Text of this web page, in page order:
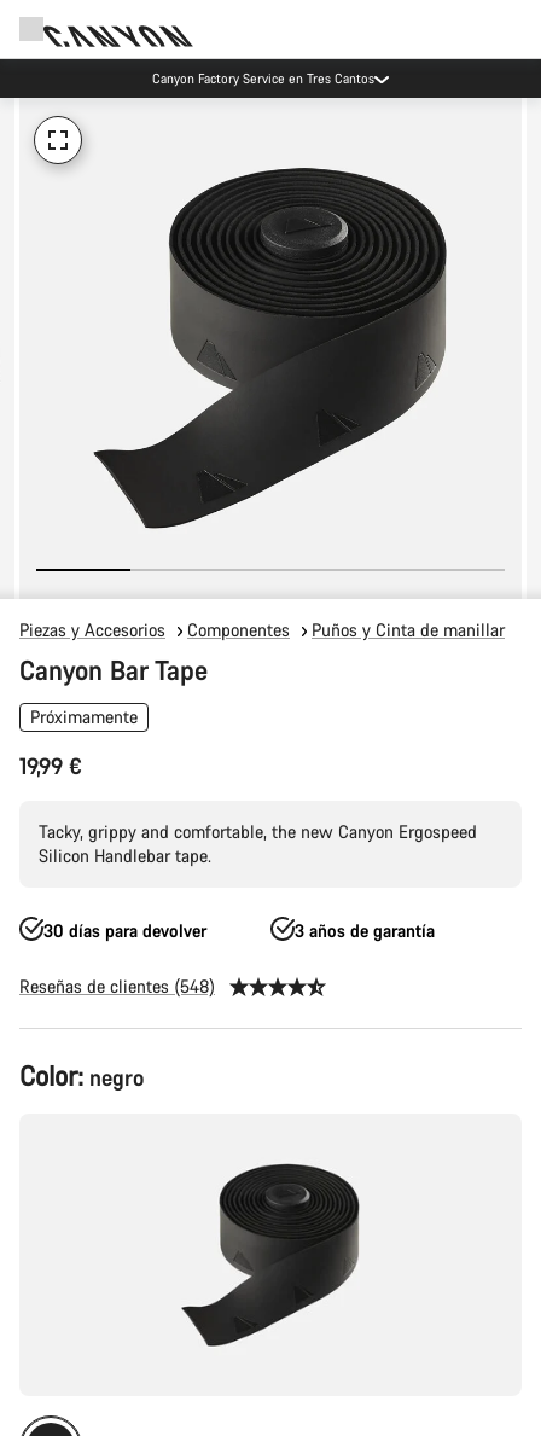
Canyon Factory Service en Tres Cantos
Piezas y Accesorios Componentes Puños y Cinta de manillar
Canyon Bar Tape
Próximamente
19,99 €
Tacky, grippy and comfortable, the new Canyon Ergospeed
Silicon Handlebar tape.
30 días para devolver 3 años de garantía
Reseñas de clientes (548)
Configuración
del
Color: negro